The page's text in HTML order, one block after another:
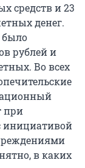
средств и 23
денег.
было
рублей и
Во всех
при
инициативой
в каких